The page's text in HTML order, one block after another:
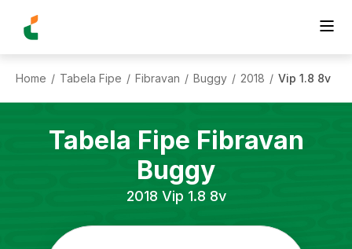
Home / Tabela Fipe / Fibravan / Buggy / 2018 / Vip 1.8 8v
Tabela Fipe Fibravan
Buggy
2018 Vip 1.8 8v